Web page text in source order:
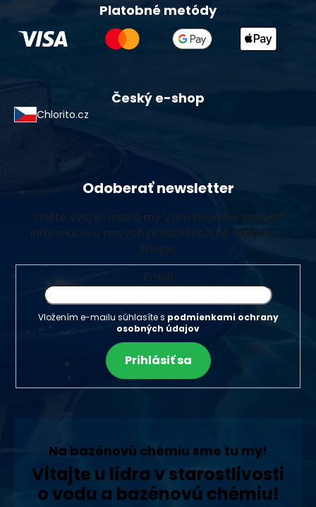
Platobné metódy
Český e-shop
Chlorito.cz
Odoberať newsletter
Vložte svoj e-mail a my Vám budeme zasielať
informácie o nových produktoch na našom e-
shope.
Email
Vložením e-mailu súhlasíte s podmienkami ochrany
osobných údajov
Prihlásiť sa
Na bazénovú chémiu sme tu my!
Vitajte u lídra v starostlivosti
o vodu a bazénovú chémiu!